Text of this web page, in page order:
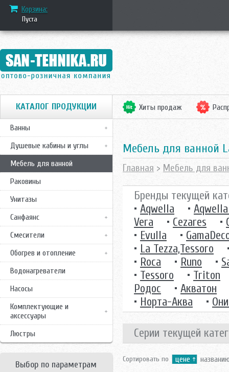
Корзина:
Пуста
КАТАЛОГ ПРОДУКЦИИ
Ванны
Душевые кабины и углы
Мебель для ванной
Раковины
Унитазы
Санфаянс
Смесители
Обогрев и отопление
Водонагреватели
Насосы
Комплектующие и
аксессуары
Люстры
Выбор по параметрам
Хиты продаж
Mебель для ванной
Главная > Мебель для
Бренды текущей
• Aqwella •
Vera
• Cezares •
• Evulla •
• La Tezza,Tessoro
• Roca • Runo •
• Tessoro • Triton
Родос
• Акватон
• Норта-Аква •
Серии текущей
Сортировать по цене